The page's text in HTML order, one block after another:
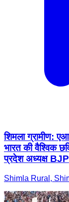
शिमला ग्रामीण:
भारत की वैश्विक
प्रदेश अध्यक्ष BJP
Shimla Rural,